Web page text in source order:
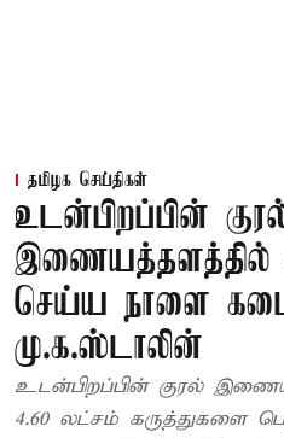
தமிழக செய்திகள்
உடன்பிறப்பின்
இணையத்தளத்தில்
செய்ய நாளை
மு.க.ஸ்டாலின்
உடன்பிறப்பின் குரல்
4.60 லட்சம் கருத்துகளை